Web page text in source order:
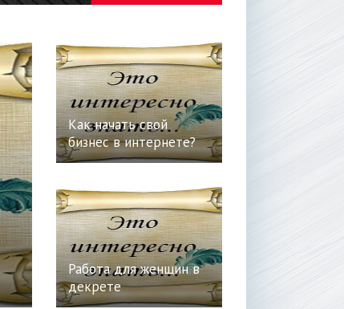
Как начать свой
бизнес в интернете?
Работа для женщин в
декрете